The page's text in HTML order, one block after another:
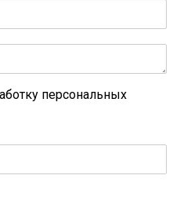
персональных